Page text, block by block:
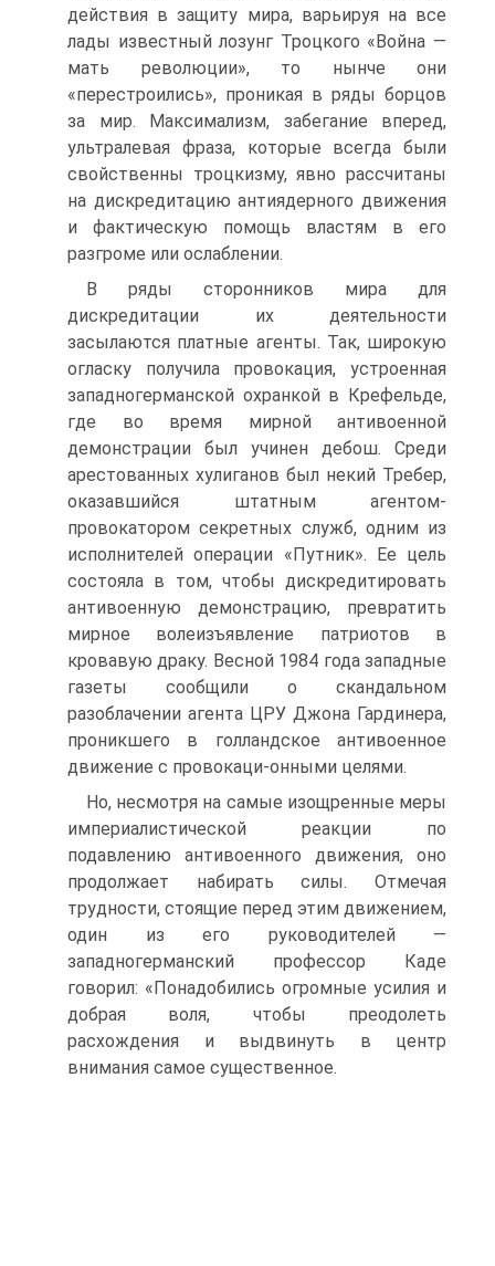
действия в защиту мира, варьируя на все
лады известный лозунг Троцкого «Война —
мать революции», то нынче они
«перестроились», проникая в ряды борцов
за мир. Максимализм, забегание вперед,
ультралевая фраза, которые всегда были
свойственны троцкизму, явно рассчитаны
на дискредитацию антиядерного движения
и фактическую помощь властям в его
разгроме или ослаблении.
В ряды сторонников мира для
дискредитации их деятельности
засылаются платные агенты. Так, широкую
огласку получила провокация, устроенная
западногерманской охранкой в Крефельде,
где во время мирной антивоенной
демонстрации был учинен дебош. Среди
арестованных хулиганов был некий Требер,
оказавшийся штатным агентом-
провокатором секретных служб, одним из
исполнителей операции «Путник». Ее цель
состояла в том, чтобы дискредитировать
антивоенную демонстрацию, превратить
мирное волеизъявление патриотов в
кровавую драку. Весной 1984 года западные
газеты сообщили о скандальном
разоблачении агента ЦРУ Джона Гардинера,
проникшего в голландское антивоенное
движение с провокаци-онными целями.
Но, несмотря на самые изощренные меры
империалистической реакции по
подавлению антивоенного движения, оно
продолжает набирать силы. Отмечая
трудности, стоящие перед этим движением,
один из его руководителей —
западногерманский профессор Каде
говорил: «Понадобились огромные усилия и
добрая воля, чтобы преодолеть
расхождения и выдвинуть в центр
внимания самое существенное.